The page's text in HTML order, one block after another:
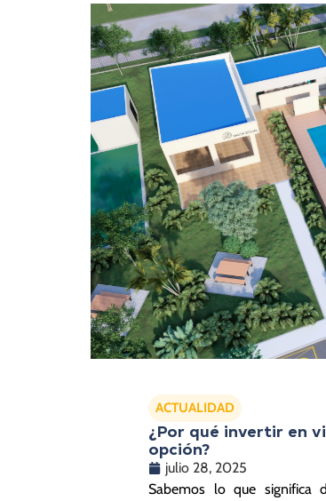
ACTUALIDAD
¿Por qué invertir en
opción?
julio 28, 2025
Sabemos lo que significa